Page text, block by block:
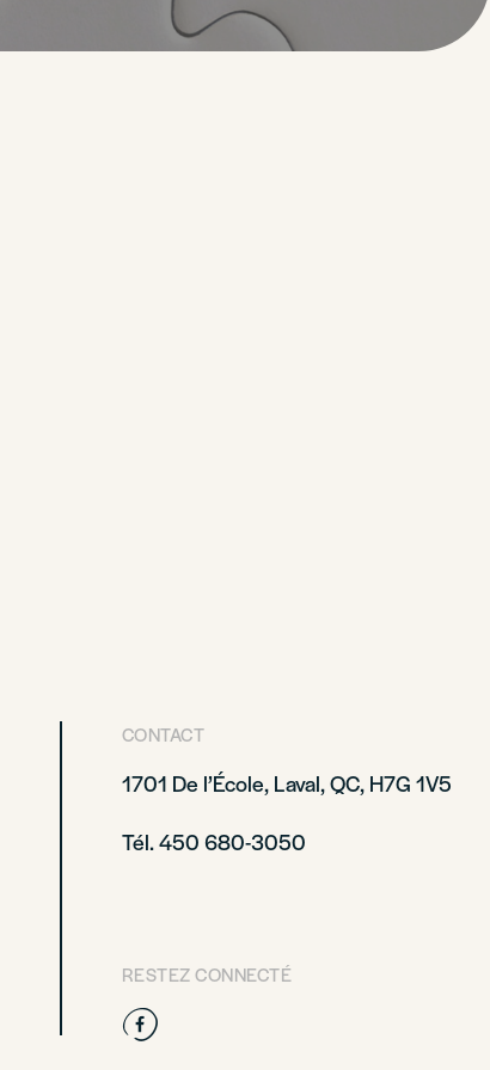
CONTACT
1701 De l’École, Laval, QC, H7G 1V5
Tél. 450 680-3050
RESTEZ CONNECTÉ
Facebook